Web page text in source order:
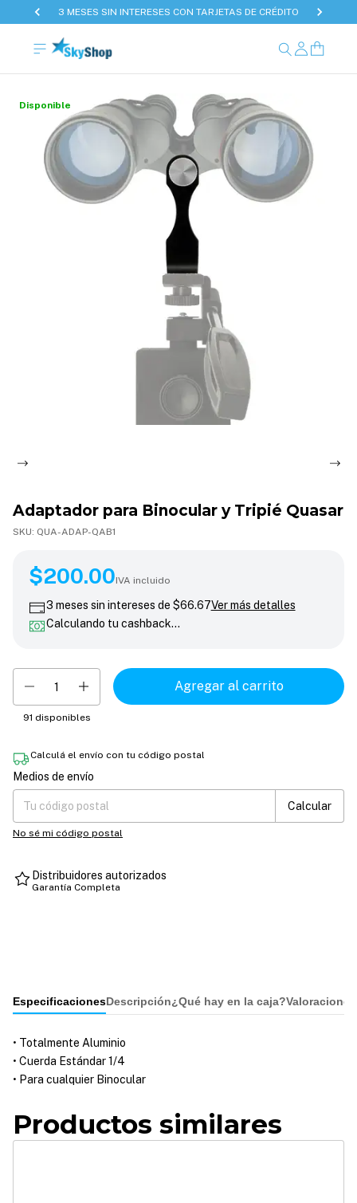
3 MESES SIN INTERESES CON TARJETAS DE CRÉDITO
Disponible
Adaptador para Binocular y Tripié Quasar
SKU: QUA-ADAP-QAB1
$200.00
$200.00IVA incluido
3 meses sin intereses de $66.67Ver más detalles
Calculando tu cashback…
91 disponibles
Calculá el envío con tu código postal
Entregas para el CP:
Medios de envío
Calcular
No sé mi código postal
Distribuidores autorizados
Garantía Completa
EspecificacionesDescripción¿Qué hay en la caja?
• Totalmente Aluminio
• Cuerda Estándar 1/4
• Para cualquier Binocular
Productos similares